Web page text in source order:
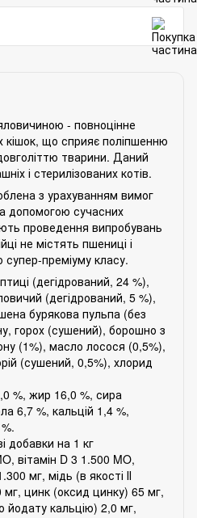
- повноцінне
кішок, що сприяє поліпшенню
тварини. Даний
і стерилізованих котів.
з урахуванням вимог
допомогою сучасних
проведення випробувань
не містять пшениці і
супер-преміуму класу.
(дегідрований, 24 %),
(дегідрований, 5 %),
бурякова пульпа (без
горох (сушений), борошно з
(1%), масло лосося (0,5%),
(сушений, 0,5%), хлорид
%, жир 16,0 %, сира
6,7 %, кальцій 1,4 %,
добавки на 1 кг
вітамін D 3 1.500 MO,
мг, мідь (в якості ІІ
цинк (оксид цинку) 65 мг,
йодату кальцію) 2,0 мг,